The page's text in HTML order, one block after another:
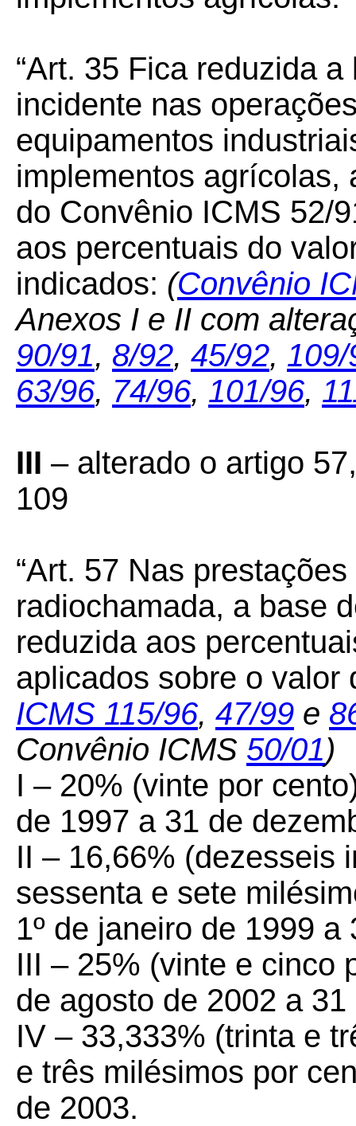
“Art. 35 Fica reduzida
incidente nas
equipamentos
implementos agrícolas,
do Convênio ICMS 52/
aos percentuais do
indicados: (Convênio
Anexos I e II com
90/91, 8/92, 45/92, 109/
63/96, 74/96, 101/96,
III – alterado o artigo
109
“Art. 57 Nas
radiochamada, a base
reduzida aos
aplicados sobre o
ICMS 115/96, 47/99 e
Convênio ICMS 50/01)
I – 20% (vinte por
de 1997 a 31 de
II – 16,66% (dezesseis
sessenta e sete
1º de janeiro de 1999
III – 25% (vinte e cinco
de agosto de 2002 a
IV – 33,333% (trinta e
e três milésimos por
de 2003.